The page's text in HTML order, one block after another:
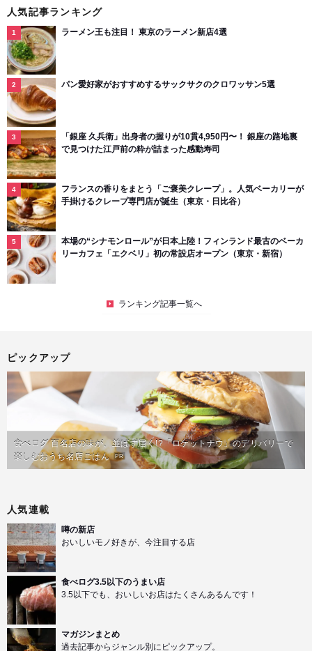
人気記事ランキング
ラーメン王も注目！ 東京のラーメン新店4選
パン愛好家がおすすめするサックサクのクロワッサン5選
「銀座 久兵衛」出身者の握りが10貫4,950円〜！ 銀座の路地裏
で見つけた江戸前の粋が詰まった感動寿司
フランスの香りをまとう「ご褒美クレープ」。人気ベーカリーが
手掛けるクレープ専門店が誕生（東京・日比谷）
本場の“シナモンロール”が日本上陸！フィンランド最古のベーカ
リーカフェ「エクベリ」初の常設店オープン（東京・新宿）
ランキング記事一覧へ
ピックアップ
食べログ 百名店の味が、並ばず届く!?「ロケットナウ」のデリバリーで
楽しむおうち名店ごはん PR
人気連載
噂の新店
おいしいモノ好きが、今注目する店
食べログ3.5以下のうまい店
3.5以下でも、おいしいお店はたくさんあるんです！
マガジンまとめ
過去記事からジャンル別にピックアップ。